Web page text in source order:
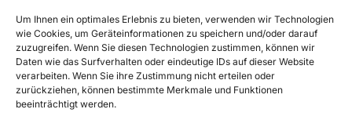
Um Ihnen ein optimales Erlebnis zu bieten, verwenden wir Technologien
wie Cookies, um Geräteinformationen zu speichern und/oder darauf
zuzugreifen. Wenn Sie diesen Technologien zustimmen, können wir
Daten wie das Surfverhalten oder eindeutige IDs auf dieser Website
verarbeiten. Wenn Sie ihre Zustimmung nicht erteilen oder
zurückziehen, können bestimmte Merkmale und Funktionen
beeinträchtigt werden.
356 A und B Schloss für
Handschuhfach
€109,90 inkl. Mwst
Enthält 20% Mwst
zzgl.Versand
Weiterlesen